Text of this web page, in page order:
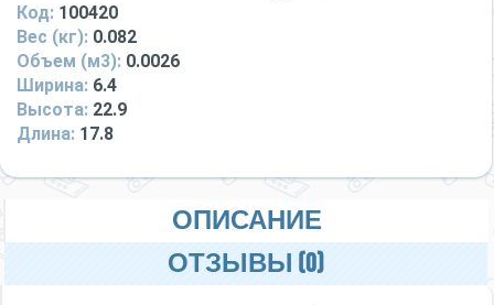
Код: 100420
Вес (кг): 0.082
Объем (м3): 0.0026
Ширина: 6.4
Высота: 22.9
Длина: 17.8
ОПИСАНИЕ
ОТЗЫВЫ (0)